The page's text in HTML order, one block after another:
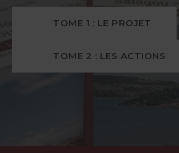
TOME 1 : LE PROJET
TOME 2 : LES ACTIONS